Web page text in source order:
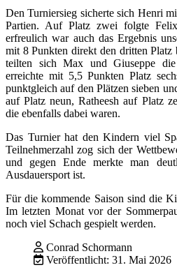
Den Turniersieg sicherte sich Henri
Partien. Auf Platz zwei folgte
erfreulich war auch das Ergebnis
mit 8 Punkten direkt den dritten
teilten sich Max und Giuseppe
erreichte mit 5,5 Punkten Platz
punktgleich auf den Plätzen sieben
auf Platz neun, Ratheesh auf Platz
die ebenfalls dabei waren.
Das Turnier hat den Kindern viel
Teilnehmerzahl zog sich der
und gegen Ende merkte man
Ausdauersport ist.
Für die kommende Saison sind die
Im letzten Monat vor der
noch viel Schach gespielt werden.
Conrad Schormann
Veröffentlicht: 31. Mai 2026